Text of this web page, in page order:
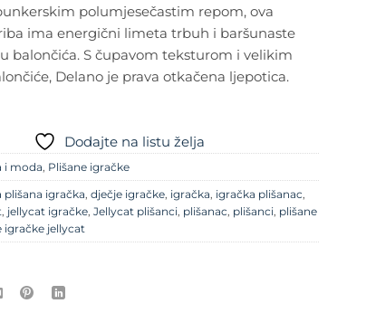
polumjesečastim repom, ova
ima energični limeta trbuh i baršunaste
balončića. S čupavom teksturom i velikim
Delano je prava otkačena ljepotica.
Dodajte na listu želja
i moda, Plišane igračke
plišana igračka, dječje igračke, igračka, igračka plišanac,
, jellycat igračke, Jellycat plišanci, plišanac, plišanci, plišane
igračke jellycat